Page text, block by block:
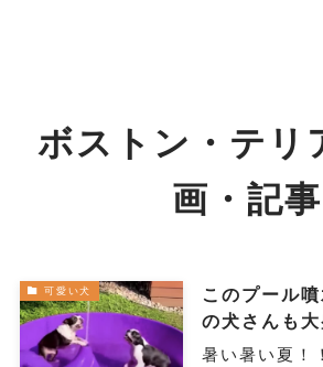
ボストン・テリ
画・記事
可愛い犬
このプール
の犬さんも
暑い暑い夏！